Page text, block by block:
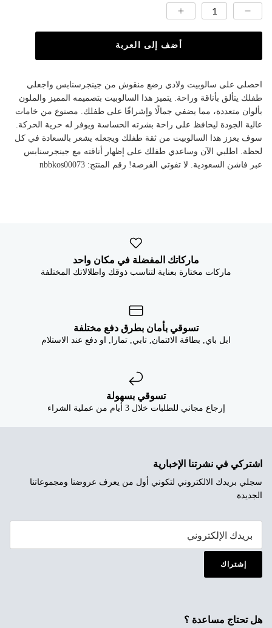
أضف إلى العربة
احصلي على سالوبيت ولادي رضع منقوش من جينجرسنابس واجعلي
طفلك يتألق بأناقة وراحة. يتميز هذا السالوبيت بتصميمه المميز والملون
بألوان متعددة، مما يضفي جمالًا وإشراقًا على طفلك. مصنوع من خامات
عالية الجودة ليحافظ على راحة بشرته الحساسة ويوفر له حرية الحركة.
سوف يعزز هذا السالوبيت من ثقة طفلك ويجعله يشعر بالسعادة في كل
لحظة. اطلبي الآن وساعدي طفلك على إظهار أناقته مع جينجرسنابس
عبر فاشن السعودية. لا تفوتي الفرصة! رقم المنتج: nbbkos00073
ماركاتك المفضلة في مكان واحد
ماركات مختارة بعناية لتناسب ذوقك واطلالاتك المختلفة
تسوقي بأمان بطرق دفع مختلفة
ابل باي, بطاقة الائتمان, تابي, تمارا, او دفع عند الاستلام
تسوقي بسهولة
إرجاع مجاني للطلبات خلال 3 أيام من عملية الشراء
اشتركي في نشرتنا الإخبارية
سجلي بريدك الالكتروني لتكوني أول من يعرف عروضنا ومجموعاتنا
الجديدة
إشتراك
هل تحتاج مساعدة ؟